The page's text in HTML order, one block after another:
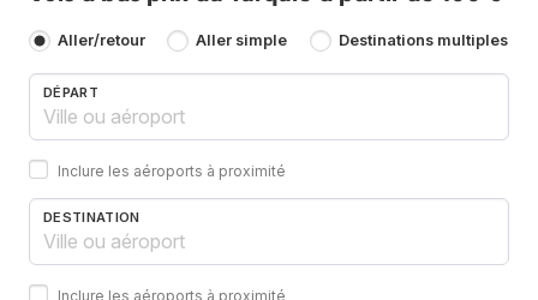
Aller/retour Aller simple Destinations multiples
DÉPART
Inclure les aéroports à proximité
DESTINATION
Inclure les aéroports à proximité